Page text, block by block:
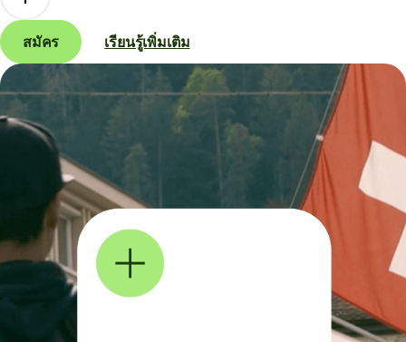
สมัคร เรียนรู้เพิ่มเติม